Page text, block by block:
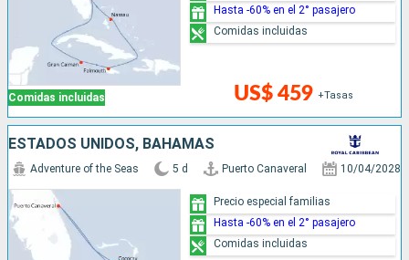
Comidas incluidas US$ 459 +Tasas
Hasta -60% en el 2° pasajero
Comidas incluidas
ESTADOS UNIDOS, BAHAMAS
Adventure of the Seas 5 d Puerto Canaveral 10/04/2028
Precio especial familias
Hasta -60% en el 2° pasajero
Comidas incluidas